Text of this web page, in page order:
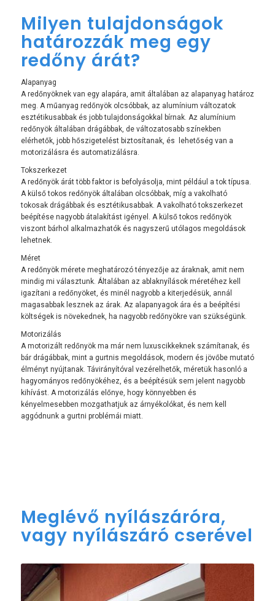
Milyen tulajdonságok
határozzák meg egy
redőny árát?
Alapanyag
A redőnyöknek van egy alapára, amit általában az alapanyag határoz
meg. A műanyag redőnyök olcsóbbak, az alumínium változatok
esztétikusabbak és jobb tulajdonságokkal bírnak. Az alumínium
redőnyök általában drágábbak, de változatosabb színekben
elérhetők, jobb hőszigetelést biztosítanak, és lehetőség van a
motorizálásra és automatizálásra.
Tokszerkezet
A redőnyök árát több faktor is befolyásolja, mint például a tok típusa.
A külső tokos redőnyök általában olcsóbbak, míg a vakolható
tokosak drágábbak és esztétikusabbak. A vakolható tokszerkezet
beépítése nagyobb átalakítást igényel. A külső tokos redőnyök
viszont bárhol alkalmazhatók és nagyszerű utólagos megoldások
lehetnek.
Méret
A redőnyök mérete meghatározó tényezője az áraknak, amit nem
mindig mi választunk. Általában az ablaknyílások méretéhez kell
igazítani a redőnyöket, és minél nagyobb a kiterjedésük, annál
magasabbak lesznek az árak. Az alapanyagok ára és a beépítési
költségek is növekednek, ha nagyobb redőnyökre van szükségünk.
Motorizálás
A motorizált redőnyök ma már nem luxuscikkeknek számítanak, és
bár drágábbak, mint a gurtnis megoldások, modern és jövőbe mutató
élményt nyújtanak. Távirányítóval vezérelhetők, méretük hasonló a
hagyományos redőnyökéhez, és a beépítésük sem jelent nagyobb
kihívást. A motorizálás előnye, hogy könnyebben és
kényelmesebben mozgathatjuk az árnyékolókat, és nem kell
aggódnunk a gurtni problémái miatt.
Meglévő nyílászáróra,
vagy nyílászáró cserével